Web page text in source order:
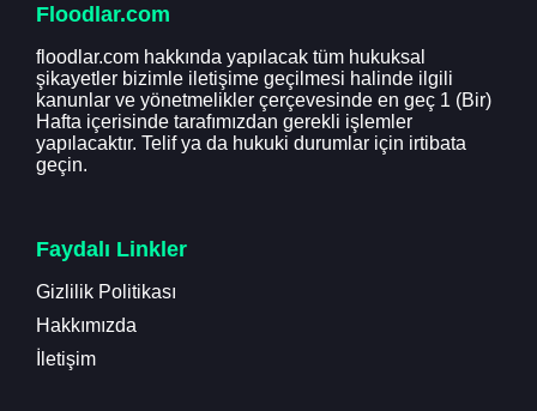
Floodlar.com
floodlar.com hakkında yapılacak tüm hukuksal
şikayetler bizimle iletişime geçilmesi halinde ilgili
kanunlar ve yönetmelikler çerçevesinde en geç 1 (Bir)
Hafta içerisinde tarafımızdan gerekli işlemler
yapılacaktır. Telif ya da hukuki durumlar için irtibata
geçin.
Faydalı Linkler
Gizlilik Politikası
Hakkımızda
İletişim